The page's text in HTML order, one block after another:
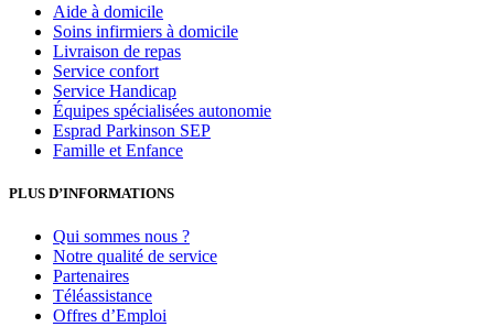
Aide à domicile
Soins infirmiers à domicile
Livraison de repas
Service confort
Service Handicap
Équipes spécialisées autonomie
Esprad Parkinson SEP
Famille et Enfance
PLUS D’INFORMATIONS
Qui sommes nous ?
Notre qualité de service
Partenaires
Téléassistance
Offres d’Emploi